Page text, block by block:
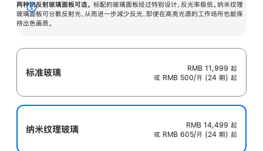
两种抗反射玻璃面板可选。 标配的玻璃面板经过特别设计，反光率极低。纳米纹理
玻璃面板可分散反射光，从而进一步减少反光，即使在高亮光源的工作场所也能保
持出色画质。
展
开
标准玻璃 RMB 11,999 起
或 RMB 500/月 (24 期) 起
纳米纹理玻璃 RMB 14,499 起
或 RMB 605/月 (24 期) 起